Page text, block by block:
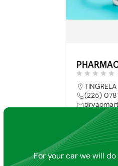
TINGRELA
(225)
For your car we will